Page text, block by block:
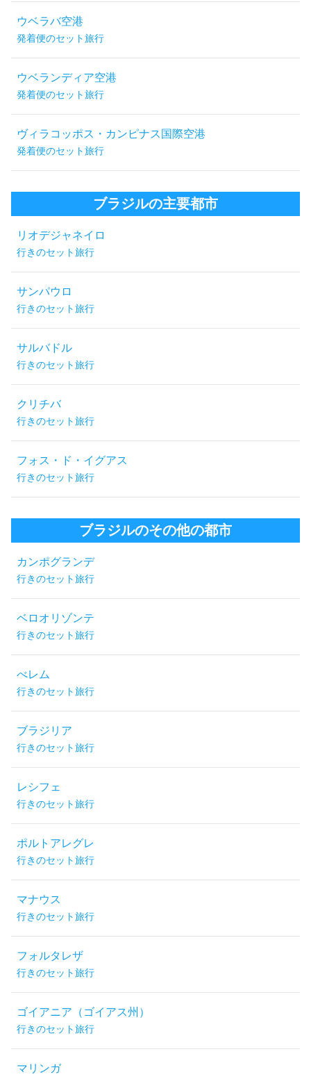
ウベラバ空港
発着便のセット旅行
ウベランディア空港
発着便のセット旅行
ヴィラコッポス・カンピナス国際空港
発着便のセット旅行
ブラジルの主要都市
リオデジャネイロ
行きのセット旅行
サンパウロ
行きのセット旅行
サルバドル
行きのセット旅行
クリチバ
行きのセット旅行
フォス・ド・イグアス
行きのセット旅行
ブラジルのその他の都市
カンポグランデ
行きのセット旅行
ベロオリゾンテ
行きのセット旅行
べレム
行きのセット旅行
ブラジリア
行きのセット旅行
レシフェ
行きのセット旅行
ポルトアレグレ
行きのセット旅行
マナウス
行きのセット旅行
フォルタレザ
行きのセット旅行
ゴイアニア（ゴイアス州）
行きのセット旅行
マリンガ